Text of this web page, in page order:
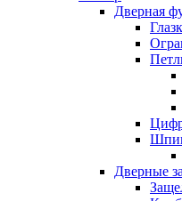
Дверная
Дверные